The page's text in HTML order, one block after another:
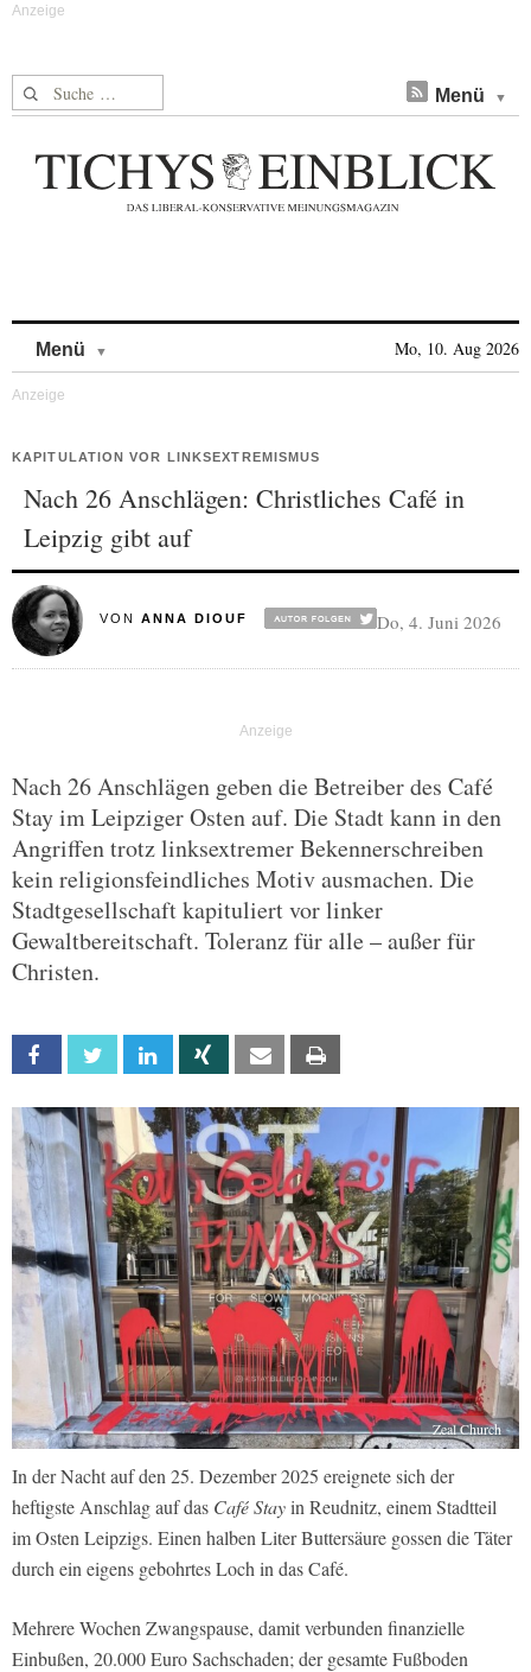
Suche nach: Menü
Menü Mo, 10. Aug 2026
KAPITULATION VOR LINKSEXTREMISMUS
Nach 26 Anschlägen: Christliches Café in
Leipzig gibt auf
VON ANNA DIOUF Do, 4. Juni 2026
Nach 26 Anschlägen geben die Betreiber des Café
Stay im Leipziger Osten auf. Die Stadt kann in den
Angriffen trotz linksextremer Bekennerschreiben
kein religionsfeindliches Motiv ausmachen. Die
Stadtgesellschaft kapituliert vor linker
Gewaltbereitschaft. Toleranz für alle – außer für
Christen.
Facebook Twitter Linkedin Xing Email
Zeal Church
In der Nacht auf den 25. Dezember 2025 ereignete sich der
heftigste Anschlag auf das Café Stayin Reudnitz, einem Stadtteil
im Osten Leipzigs. Einen halben Liter Buttersäure gossen die Täter
durch ein eigens gebohrtes Loch in das Café.
Mehrere Wochen Zwangspause, damit verbunden finanzielle
Einbußen, 20.000 Euro Sachschaden; der gesamte Fußboden